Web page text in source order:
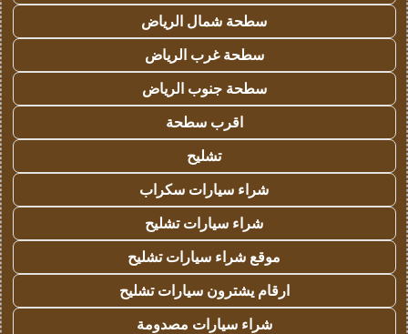
سطحة شمال الرياض
سطحة غرب الرياض
سطحة جنوب الرياض
اقرب سطحة
تشليح
شراء سيارات سكراب
شراء سيارات تشليح
موقع شراء سيارات تشليح
ارقام يشترون سيارات تشليح
شراء سيارات مصدومة